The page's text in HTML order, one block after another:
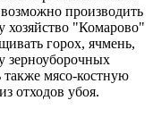
производить
хозяйство "Комарово"
горох, ячмень,
зерноуборочных
также мясо-костную
отходов убоя.